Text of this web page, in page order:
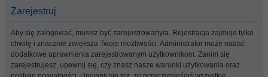
Zarejestruj
Aby się zalogować, musisz być zarejestrowany/a. Rejestracja zajmuje tylko
chwilę i znacznie zwiększa Twoje możliwości. Administrator może nadać
dodatkowe uprawnienia zarejestrowanym użytkownikom. Zanim się
zarejestrujesz, upewnij się, czy znasz nasze warunki użytkowania oraz